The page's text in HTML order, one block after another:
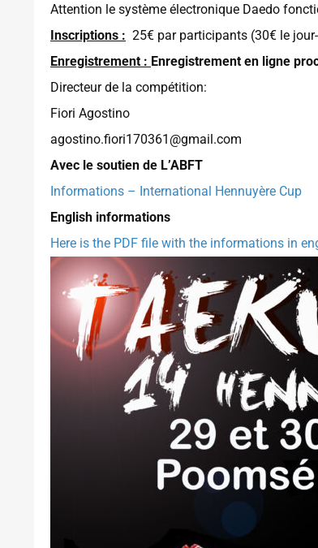
Attention le système électronique Daedo
Inscriptions : 25€ par participants (30€ le
Enregistrement : Enregistrement en ligne
Directeur de la compétition:
Fiori Agostino
agostino.fiori170361@gmail.com
Avec le soutien de L’ABFT
Informations – International Hennuyère Cup
English informations
Here is the PDF file with the informations in